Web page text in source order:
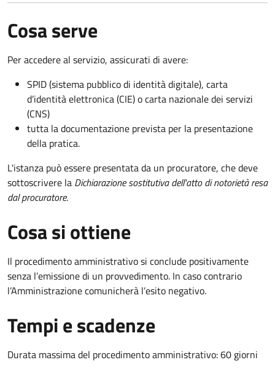
Cosa serve
Per accedere al servizio, assicurati di avere:
SPID (sistema pubblico di identità digitale), carta
d’identità elettronica (CIE) o carta nazionale dei servizi
(CNS)
tutta la documentazione prevista per la presentazione
della pratica.
L'istanza può essere presentata da un procuratore, che deve
sottoscrivere la Dichiarazione sostitutiva dell'atto di notorietà resa
dal procuratore.
Cosa si ottiene
Il procedimento amministrativo si conclude positivamente
senza l’emissione di un provvedimento. In caso contrario
l’Amministrazione comunicherà l’esito negativo.
Tempi e scadenze
Durata massima del procedimento amministrativo: 60 giorni